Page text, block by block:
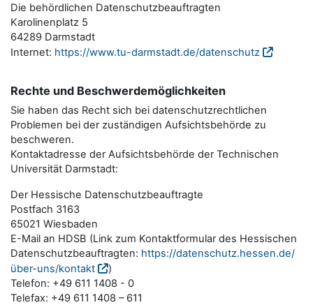
Die behördlichen Datenschutzbeauftragten
Karolinenplatz 5
64289 Darmstadt
Internet: https://www.tu-darmstadt.de/datenschutz
Rechte und Beschwerdemöglichkeiten
Sie haben das Recht sich bei datenschutzrechtlichen
Problemen bei der zuständigen Aufsichtsbehörde zu
beschweren.
Kontaktadresse der Aufsichtsbehörde der Technischen
Universität Darmstadt:
Der Hessische Datenschutzbeauftragte
Postfach 3163
65021 Wiesbaden
E-Mail an HDSB (Link zum Kontaktformular des Hessischen
Datenschutzbeauftragten: https://datenschutz.hessen.de/
über-uns/kontakt
)
Telefon: +49 611 1408 - 0
Telefax: +49 611 1408 – 611